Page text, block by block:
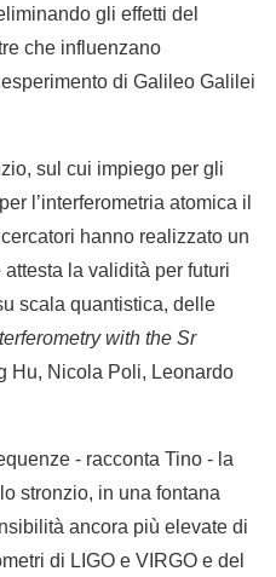
gli effetti del
che influenzano
di Galileo Galilei
sul cui impiego per gli
l’interferometria atomica il
hanno realizzato un
la validità per futuri
scala quantistica, delle
with the Sr
Hu, Nicola Poli, Leonardo
- racconta Tino - la
stronzio, in una fontana
ancora più elevate di
di LIGO e VIRGO e del